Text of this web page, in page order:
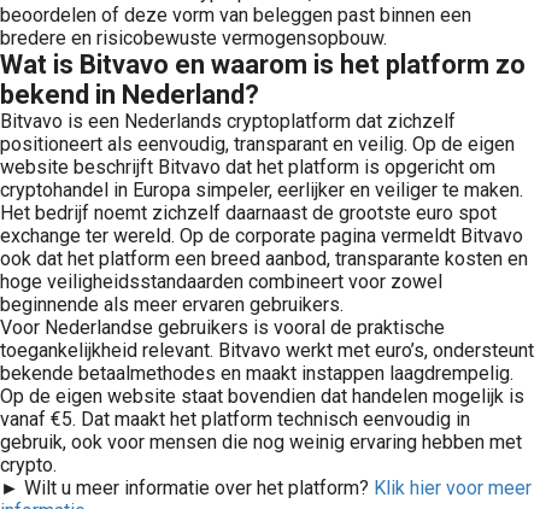
beoordelen of deze vorm van beleggen past binnen een
bredere en risicobewuste vermogensopbouw.
Wat is Bitvavo en waarom is het platform zo
bekend in Nederland?
Bitvavo is een Nederlands cryptoplatform dat zichzelf
positioneert als eenvoudig, transparant en veilig. Op de eigen
website beschrijft Bitvavo dat het platform is opgericht om
cryptohandel in Europa simpeler, eerlijker en veiliger te maken.
Het bedrijf noemt zichzelf daarnaast de grootste euro spot
exchange ter wereld. Op de corporate pagina vermeldt Bitvavo
ook dat het platform een breed aanbod, transparante kosten en
hoge veiligheidsstandaarden combineert voor zowel
beginnende als meer ervaren gebruikers.
Voor Nederlandse gebruikers is vooral de praktische
toegankelijkheid relevant. Bitvavo werkt met euro’s, ondersteunt
bekende betaalmethodes en maakt instappen laagdrempelig.
Op de eigen website staat bovendien dat handelen mogelijk is
vanaf €5. Dat maakt het platform technisch eenvoudig in
gebruik, ook voor mensen die nog weinig ervaring hebben met
crypto.
► Wilt u meer informatie over het platform? Klik hier voor meer